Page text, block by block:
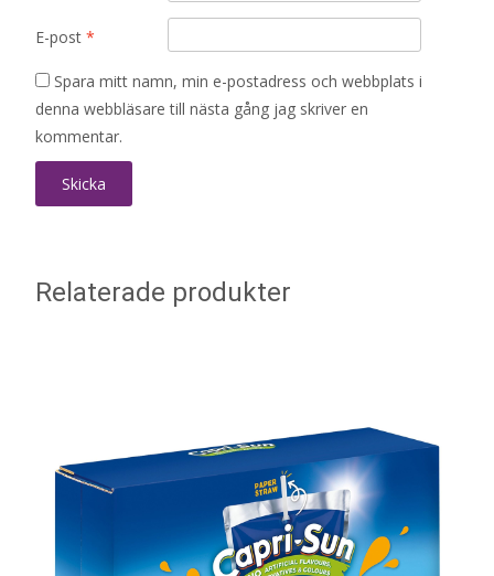
E-post *
Spara mitt namn, min e-postadress och webbplats i
denna webbläsare till nästa gång jag skriver en
kommentar.
Relaterade produkter